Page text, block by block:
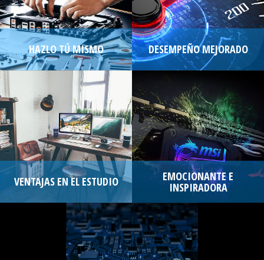
HAZLO TÚ MISMO DESEMPEÑO MEJORADO
VENTAJAS EN EL ESTUDIO EMOCIONANTE E
INSPIRADORA